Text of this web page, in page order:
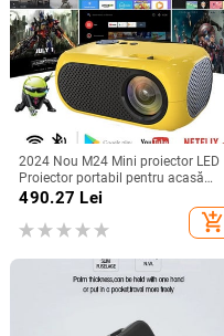
2024 Nou M24 Mini proiector LED
Proiector portabil pentru acasă
compatibil HDMI USB 640*480P
Suport 1080P Proiectie video
Cadouri pentru copii
490.27 Lei
add_shopping_cart